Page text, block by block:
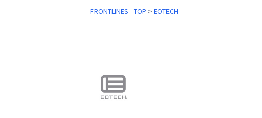
FRONTLINES - TOP > EOTECH